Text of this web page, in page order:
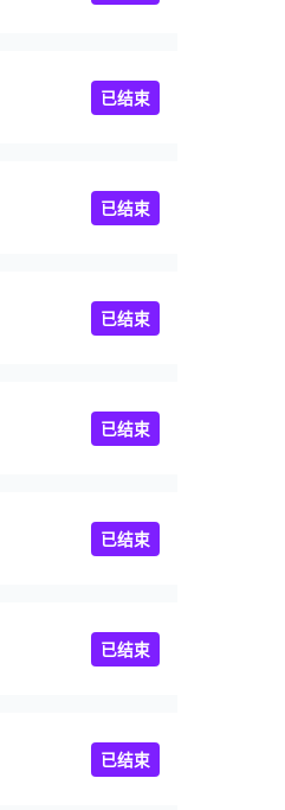
已结束
已结束
已结束
已结束
已结束
已结束
已结束